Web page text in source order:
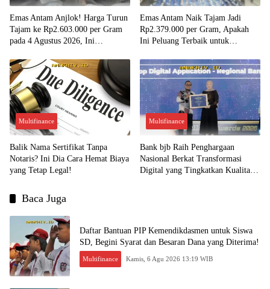
Emas Antam Anjlok! Harga Turun
Tajam ke Rp2.603.000 per Gram
pada 4 Agustus 2026, Ini
Emas Antam Naik Tajam Jadi
Rp2.379.000 per Gram, Apakah
Ini Peluang Terbaik untuk
Multifinance
Balik Nama Sertifikat Tanpa
Notaris? Ini Dia Cara Hemat Biaya
yang Tetap Legal!
Multifinance
Bank bjb Raih Penghargaan
Nasional Berkat Transformasi
Digital yang Tingkatkan Kualitas
Baca Juga
Daftar Bantuan PIP Kemendikdasmen untuk Siswa
SD, Begini Syarat dan Besaran Dana yang Diterima!
Multifinance Kamis, 6 Agu 2026 13:19 WIB